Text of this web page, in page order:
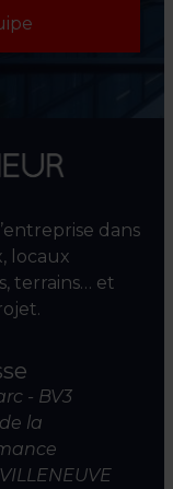
dans
locaux
terrains… et
- BV3
la